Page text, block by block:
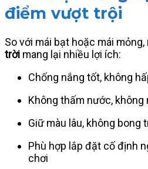
điểm vượt trội
So với mái bạt hoặc mái mỏng,
trời mang lại nhiều lợi ích:
Chống nắng tốt, không
Không thấm nước, không
Giữ màu lâu, không bong
Phù hợp lắp đặt cố định
chơi